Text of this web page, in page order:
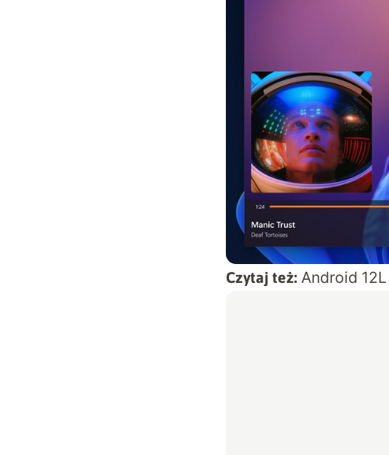
Czytaj też: Android